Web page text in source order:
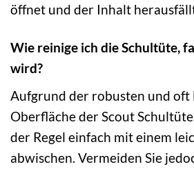
öffnet und der Inhalt
Wie reinige ich die Schultüte,
wird?
Aufgrund der robusten und
Oberfläche der Scout
der Regel einfach mit einem
abwischen. Vermeiden Sie